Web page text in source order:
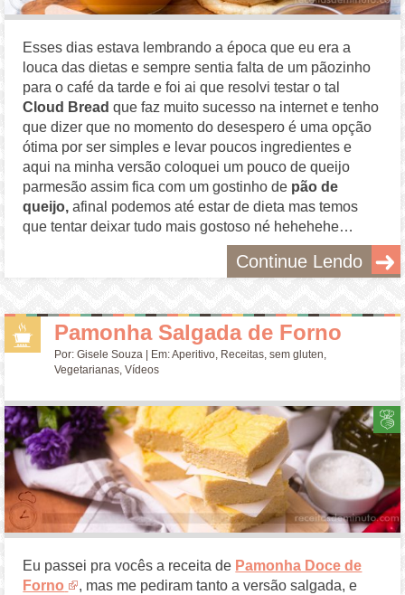
Esses dias estava lembrando a época que eu era a
louca das dietas e sempre sentia falta de um pãozinho
para o café da tarde e foi ai que resolvi testar o tal
Cloud Bread que faz muito sucesso na internet e tenho
que dizer que no momento do desespero é uma opção
ótima por ser simples e levar poucos ingredientes e
aqui na minha versão coloquei um pouco de queijo
parmesão assim fica com um gostinho de pão de
queijo,afinal podemos até estar de dieta mas temos
que tentar deixar tudo mais gostoso né hehehehe…
Continue Lendo
Pamonha Salgada de Forno
Por:Gisele Souza | Em:Aperitivo Receitas ,sem gluten
Vegetarianas ,Vídeos
Eu passei pra vocês a receita de Pamonha Doce de
Forno
, mas me pediram tanto a versão salgada, e